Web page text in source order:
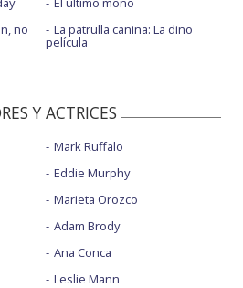
no
La patrulla canina: La dino
película
Y ACTRICES
Mark Ruffalo
Eddie Murphy
Marieta Orozco
Adam Brody
Ana Conca
Leslie Mann